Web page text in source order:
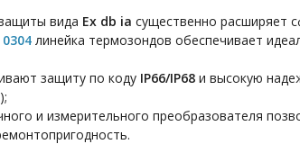
вида Ex db ia существенно расширяет
линейка термозондов обеспечивает
защиту по коду IP66/IP68и высокую
);
и измерительного преобразователя